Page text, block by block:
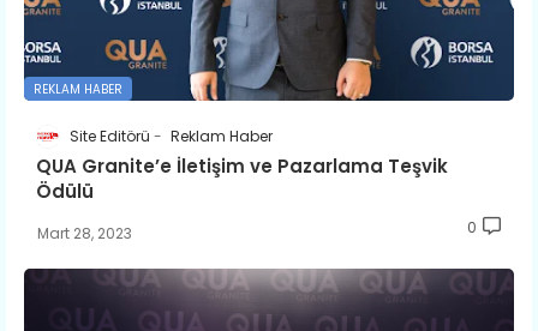
REKLAM HABER
Site Editörü Reklam Haber
QUA Granite’e İletişim ve Pazarlama Teşvik
Ödülü
Mart 28, 2023 0